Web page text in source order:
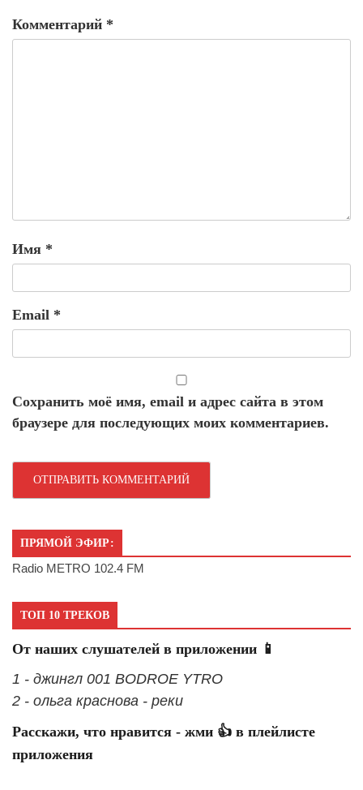
Комментарий *
Имя *
Email *
Сохранить моё имя, email и адрес сайта в этом
браузере для последующих моих комментариев.
ПРЯМОЙ ЭФИР:
Radio METRO 102.4 FM
ТОП 10 ТРЕКОВ
От наших слушателей в приложении 📱
1 - джингл 001 BODROE YTRO
2 - ольга краснова - реки
Расскажи, что нравится - жми 👍 в плейлисте
приложения